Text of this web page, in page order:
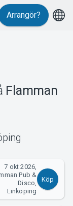
Arrangör?
Flamman
7 okt 2026,
Pub &
Disco,
Linköping
Köp